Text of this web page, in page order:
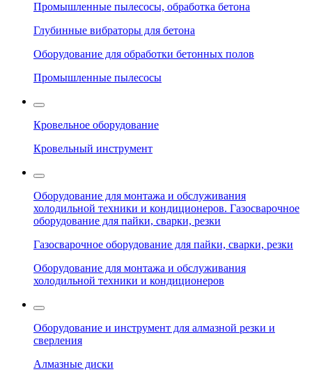
Промышленные пылесосы, обработка бетона
Глубинные вибраторы для бетона
Оборудование для обработки бетонных полов
Промышленные пылесосы
Кровельное оборудование
Кровельный инструмент
Оборудование для монтажа и обслуживания
холодильной техники и кондиционеров. Газосварочное
оборудование для пайки, сварки, резки
Газосварочное оборудование для пайки, сварки, резки
Оборудование для монтажа и обслуживания
холодильной техники и кондиционеров
Оборудование и инструмент для алмазной резки и
сверления
Алмазные диски